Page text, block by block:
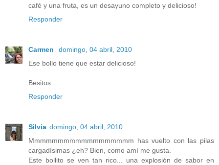
café y una fruta, es un desayuno completo y delicioso!
Responder
Carmen
domingo, 04 abril, 2010
Ese bollo tiene que estar delicioso!
Besitos
Responder
Silvia domingo, 04 abril, 2010
Mmmmmmmmmmmmmmmmmm has vuelto con las pilas
cargadísimas ¿eh? Bien, como amí me gusta.
Este bollito se ven tan rico... una explosión de sabor en